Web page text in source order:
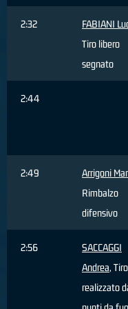
2:32 FABIANI
Tiro libero
segnato
2:44
2:49 Arrigoni
Rimbalzo
difensivo
2:56
SACCAGGI
Andrea, Tiro
realizzato